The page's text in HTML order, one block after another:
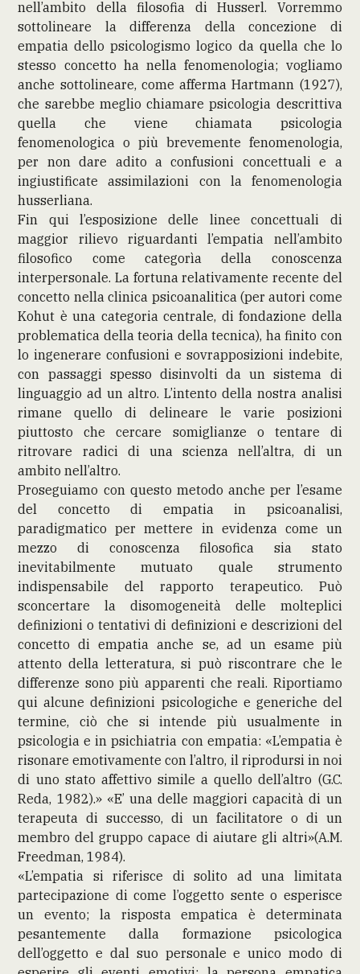
nell’ambito della filosofia di Husserl. Vorremmo
sottolineare la differenza della concezione di
empatia dello psicologismo logico da quella che lo
stesso concetto ha nella fenomenologia; vogliamo
anche sottolineare, come afferma Hartmann (1927),
che sarebbe meglio chiamare psicologia descrittiva
quella che viene chiamata psicologia
fenomenologica o più brevemente fenomenologia,
per non dare adito a confusioni concettuali e a
ingiustificate assimilazioni con la fenomenologia
husserliana.
Fin qui l’esposizione delle linee concettuali di
maggior rilievo riguardanti l’empatia nell’ambito
filosofico come categorìa della conoscenza
interpersonale. La fortuna relativamente recente del
concetto nella clinica psicoanalitica (per autori come
Kohut è una categoria centrale, di fondazione della
problematica della teoria della tecnica), ha finito con
lo ingenerare confusioni e sovrapposizioni indebite,
con passaggi spesso disinvolti da un sistema di
linguaggio ad un altro. L’intento della nostra analisi
rimane quello di delineare le varie posizioni
piuttosto che cercare somiglianze o tentare di
ritrovare radici di una scienza nell’altra, di un
ambito nell’altro.
Proseguiamo con questo metodo anche per l’esame
del concetto di empatia in psicoanalisi,
paradigmatico per mettere in evidenza come un
mezzo di conoscenza filosofica sia stato
inevitabilmente mutuato quale strumento
indispensabile del rapporto terapeutico. Può
sconcertare la disomogeneità delle molteplici
definizioni o tentativi di definizioni e descrizioni del
concetto di empatia anche se, ad un esame più
attento della letteratura, si può riscontrare che le
differenze sono più apparenti che reali. Riportiamo
qui alcune definizioni psicologiche e generiche del
termine, ciò che si intende più usualmente in
psicologia e in psichiatria con empatia: «L’empatia è
risonare emotivamente con l’altro, il riprodursi in noi
di uno stato affettivo simile a quello dell’altro (G.C.
Reda, 1982).» «E’ una delle maggiori capacità di un
terapeuta di successo, di un facilitatore o di un
membro del gruppo capace di aiutare gli altri»(A.M.
Freedman, 1984).
«L’empatia si riferisce di solito ad una limitata
partecipazione di come l’oggetto sente o esperisce
un evento; la risposta empatica è determinata
pesantemente dalla formazione psicologica
dell’oggetto e dal suo personale e unico modo di